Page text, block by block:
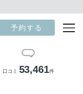
予約する
口コミ 53,461件